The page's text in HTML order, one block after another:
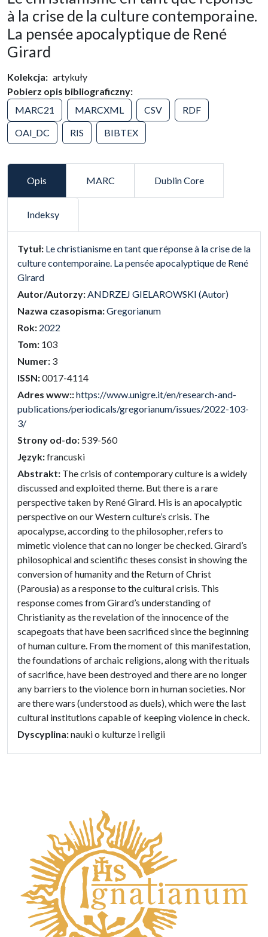
à la crise de la culture contemporaine.
La pensée apocalyptique de René
Girard
Kolekcja
artykuły
Pobierz opis bibliograficzny
MARC21
MARCXML CSV
RDF
OAI_DC
RIS BIBTEX
Opis MARC Dublin Core
Indeksy
false
Tytuł: Le christianisme en tant que réponse à la crise de la
culture contemporaine. La pensée apocalyptique de René
Girard
Autor/Autorzy:ANDRZEJ GIELAROWSKI (Autor)
Nazwa czasopisma:Gregorianum
Rok: 2022
Tom: 103
Numer: 3
ISSN:0017-4114
Adres www::https://www.unigre.it/en/research-and-
publications/periodicals/gregorianum/issues/2022-103-
3/
Strony od-do: 539-560
Język:francuski
Abstrakt: The crisis of contemporary culture is a widely
discussed and exploited theme. But there is a rare
perspective taken by René Girard. His is an apocalyptic
perspective on our Western culture’s crisis. The
apocalypse, according to the philosopher, refers to
mimetic violence that can no longer be checked. Girard’s
philosophical and scientific theses consist in showing the
conversion of humanity and the Return of Christ
(Parousia) as a response to the cultural crisis. This
response comes from Girard’s understanding of
Christianity as the revelation of the innocence of the
scapegoats that have been sacrificed since the beginning
of human culture. From the moment of this manifestation,
the foundations of archaic religions, along with the rituals
of sacrifice, have been destroyed and there are no longer
any barriers to the violence born in human societies. Nor
are there wars (understood as duels), which were the last
cultural institutions capable of keeping violence in check.
Dyscyplina:nauki o kulturze i religii